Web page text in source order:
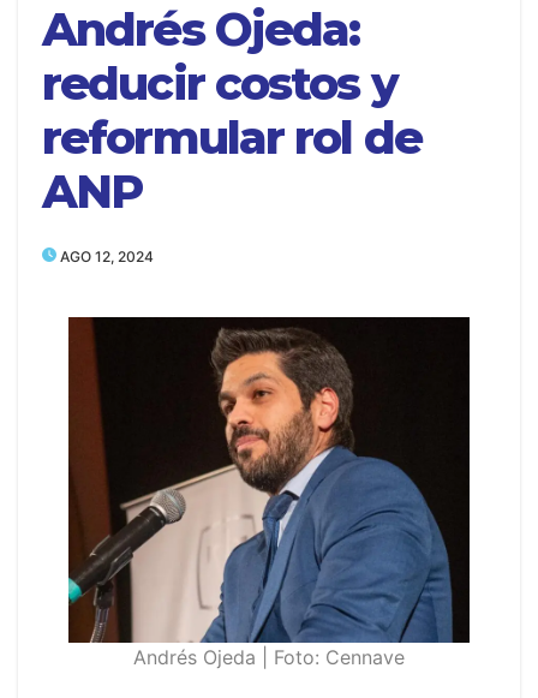
Andrés Ojeda:
reducir costos y
reformular rol de
ANP
AGO 12, 2024
Andrés Ojeda | Foto: Cennave